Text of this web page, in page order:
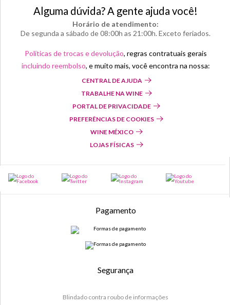
Alguma dúvida? A gente ajuda você!
Horário de atendimento:
De segunda a sábado de 08:00h as 21:00h. Exceto feriados.
Políticas de trocas e devolução, regras contratuais gerais
incluindo reembolso, e muito mais, você encontra na nossa:
CENTRAL DE AJUDA
TRABALHE NA WINE
PORTAL DE PRIVACIDADE
PREFERÊNCIAS DE COOKIES
WINE MÉXICO
LOJAS FÍSICAS
Pagamento
Segurança
Blindado contra roubo de informações